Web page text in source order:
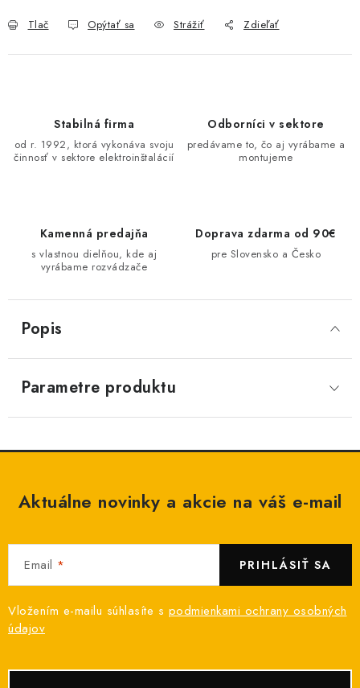
VÝPREDAJ
Reklamačný poriadok
Tlač Opýtať sa Strážiť Zdieľať
Stabilná firma
od r. 1992, ktorá vykonáva svoju
činnosť v sektore elektroinštalácií
Odborníci v sektore
predávame to, čo aj vyrábame a
montujeme
Kamenná predajňa
s vlastnou dielňou, kde aj
vyrábame rozvádzače
Doprava zdarma od 90€
pre Slovensko a Česko
Popis
Parametre produktu
Aktuálne novinky a akcie na váš e-mail
Email
Vložením e-mailu súhlasíte s podmienkami ochrany osobných
údajov
PRIHLÁSIŤ SA